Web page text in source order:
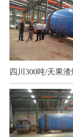
四川300吨/天果